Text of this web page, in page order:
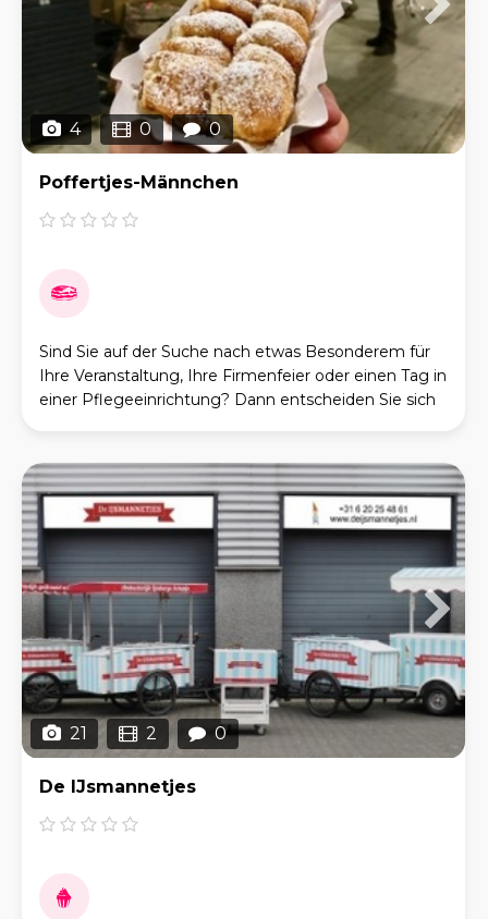
4 0 0
Poffertjes-Männchen
Sind Sie auf der Suche nach etwas Besonderem für
Ihre Veranstaltung, Ihre Firmenfeier oder einen Tag in
einer Pflegeeinrichtung? Dann entscheiden Sie sich
21 2 0
De IJsmannetjes